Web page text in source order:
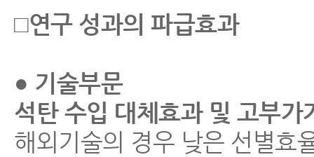
□연구 성과의 파급효과
● 기술부문
석탄 수입 대체효과 및 고부가
해외기술의 경우 낮은 선별효